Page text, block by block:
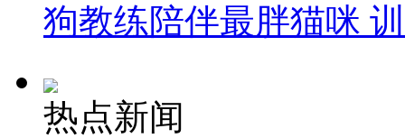
狗教练陪伴最胖猫咪
热点新闻